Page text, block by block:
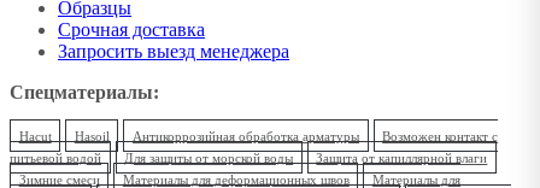
Образцы
Срочная доставка
Запросить выезд менеджера
Спецматериалы:
Hacut Hasoil Антикоррозийная обработка арматуры
Возможен контакт с
питьевой водой
Для защиты от морской воды
Защита от капиллярной влаги
Зимние смеси
Материалы для деформационных швов
Материалы для